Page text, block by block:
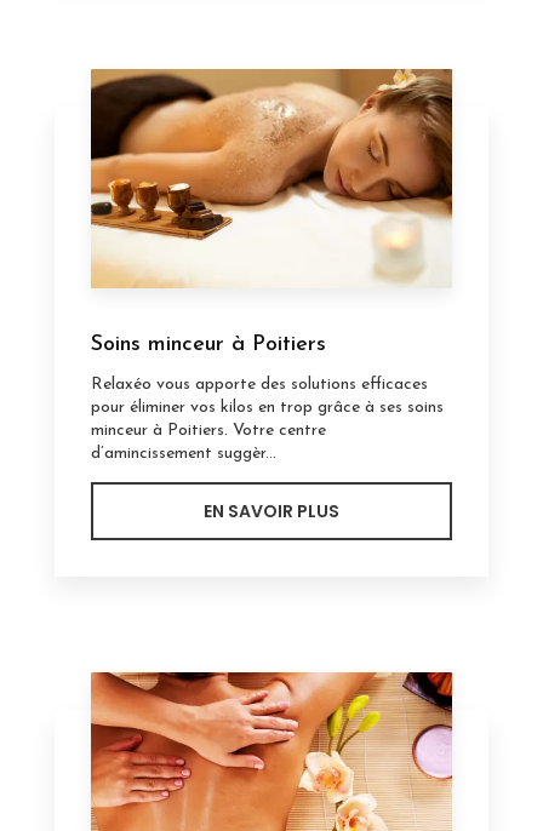
Soins minceur à Poitiers
Relaxéo vous apporte des solutions efficaces
pour éliminer vos kilos en trop grâce à ses soins
minceur à Poitiers. Votre centre
d’amincissement suggèr...
EN SAVOIR PLUS